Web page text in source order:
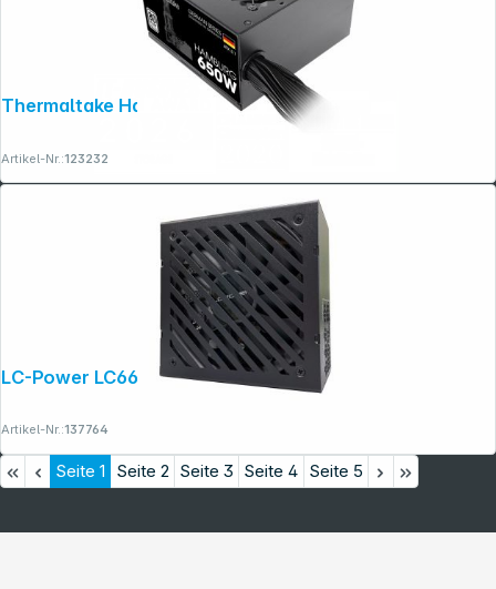
Artikel-Nr.:123232
LC-Power LC6650G-SI V3.1
Artikel-Nr.:137764
Seite 1 Seite 2 Seite 3 Seite 4 Seite 5